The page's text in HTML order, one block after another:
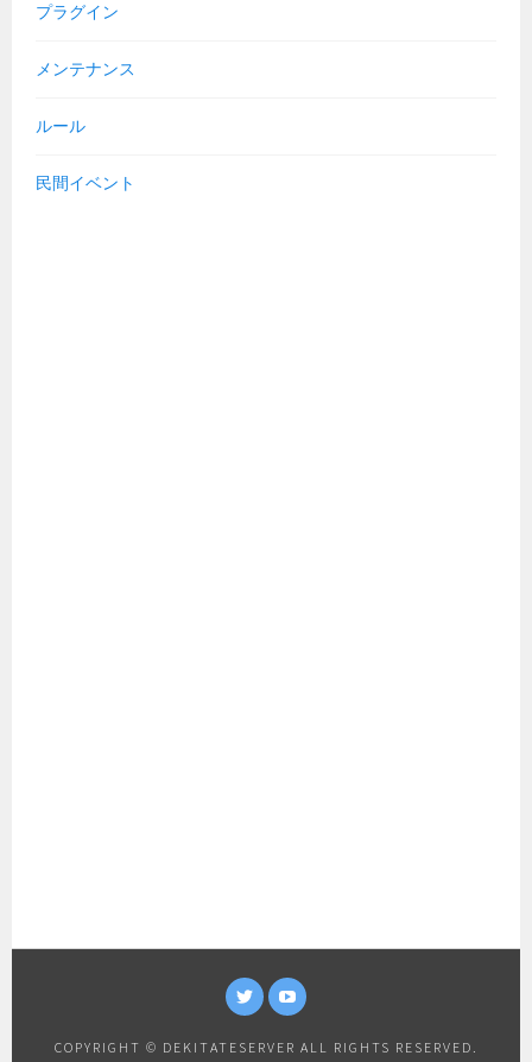
プラグイン
メンテナンス
ルール
民間イベント
COPYRIGHT © DEKITATESERVER ALL RIGHTS RESERVED.